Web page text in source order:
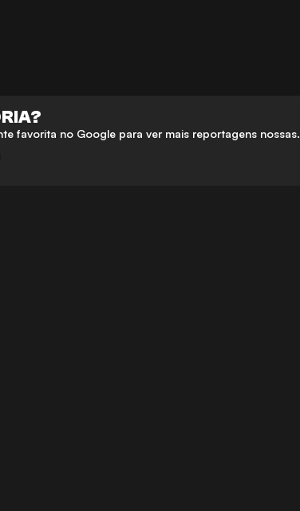
favorita no Google para ver mais reportagens nossas.